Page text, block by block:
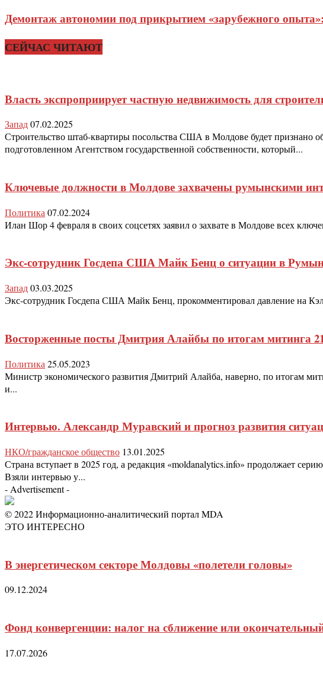
Демонтаж автономии под прикрытием «зарубежного
СЕЙЧАС ЧИТАЮТ
Власть экспроприирует частную недвижимость для
Запад07.02.2025
Строительство штаб-квартиры посольства США в Молдове будет признано
подготовленном Агентством государственной собственности, который...
Ключевые должности в Молдове захвачены румынскими
Политика 07.02.2024
Илан Шор 4 февраля в своих соцсетях заявил о захвате в Молдове всех
Экс-сотрудник Госдепа США Майк Бенц о ситуации в
Запад03.03.2025
Экс-сотрудник Госдепа США Майк Бенц, прокомментировал давление на
Восторженные посты Дмитрия Алайбы по итогам митинга
Политика 25.05.2023
Министр экономического развития Дмитрий Алайба, наверно, по итогам
и...
Интервью. Александр Муравский и прогноз развития
НКО/гражданское общество 13.01.2025
Страна вступает в 2025 год, а редакция «moldanalytics.info» продолжает
Взяли интервью у...
- Advertisement -
© 2022 Информационно-аналитический портал MDA
ЭТО ИНТЕРЕСНО
В энергетическом секторе Молдовы «полетели головы»
09.12.2024
Фонд конвергенции: налог на сближение или окончательный
17.07.2026